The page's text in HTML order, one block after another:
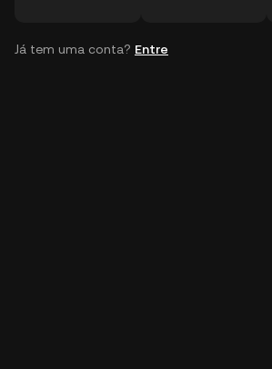
Já tem uma conta? Entre